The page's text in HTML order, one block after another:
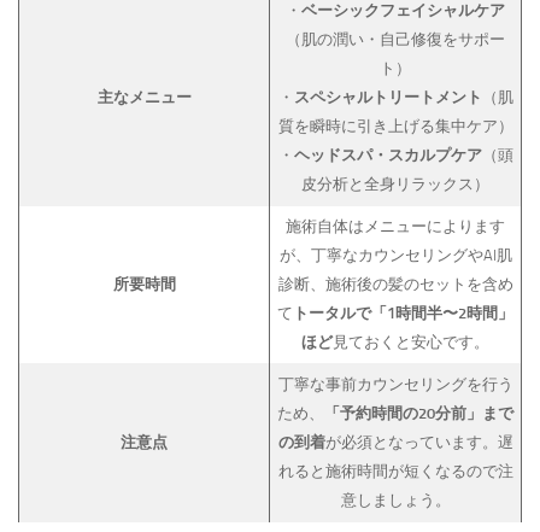
主なメニュー
・ ベーシックフェイシャルケア
（肌の潤い・自己修復をサポー
ト）
・ スペシャルトリートメント （肌
質を瞬時に引き上げる集中ケア）
・ ヘッドスパ・スカルプケア（頭
皮分析と全身リラックス）
所要時間
施術自体はメニューによります
が、丁寧なカウンセリングやAI肌
診断、施術後の髪のセットを含め
て トータルで「1時間半〜2時間」
ほど見ておくと安心です。
注意点
丁寧な事前カウンセリングを行う
ため、
「予約時間の20分前」まで
の到着が必須となっています。遅
れると施術時間が短くなるので注
意しましょう。